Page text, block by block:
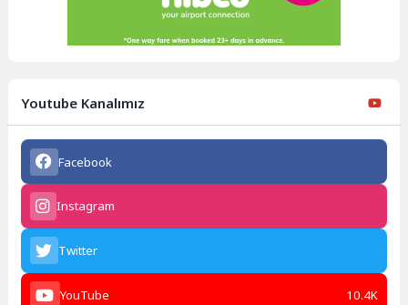
Youtube Kanalımız
Facebook
Instagram
Twitter
YouTube 10.4K